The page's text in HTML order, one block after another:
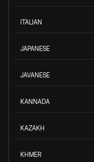
ITALIAN
JAPANESE
JAVANESE
KANNADA
KAZAKH
KHMER